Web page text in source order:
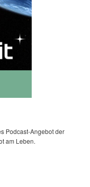
Podcast-Angebot der
am Leben.